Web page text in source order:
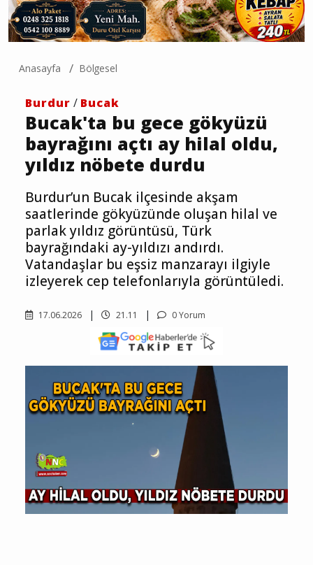
Anasayfa Bölgesel
Burdur / Bucak
Bucak'ta bu gece gökyüzü
bayrağını açtı ay hilal oldu,
yıldız nöbete durdu
Burdur’un Bucak ilçesinde akşam
saatlerinde gökyüzünde oluşan hilal ve
parlak yıldız görüntüsü, Türk
bayrağındaki ay-yıldızı andırdı.
Vatandaşlar bu eşsiz manzarayı ilgiyle
izleyerek cep telefonlarıyla görüntüledi.
17.06.2026 21.11 0 Yorum